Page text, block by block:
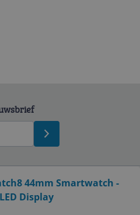
44mm Smartwatch -
Display